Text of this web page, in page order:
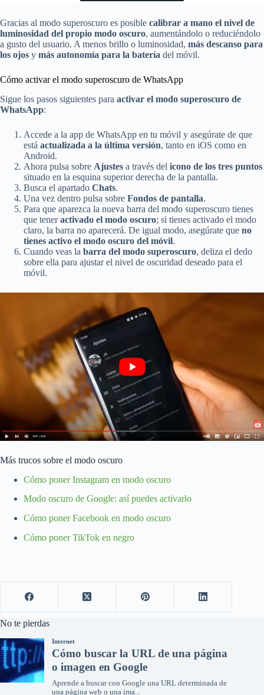
Gracias al modo superoscuro es posible calibrar a mano el nivel de
luminosidad del propio modo oscuro, aumentándolo o reduciéndolo
a gusto del usuario. A menos brillo o luminosidad, más descanso para
los ojos y más autonomía para la batería del móvil.
Cómo activar el modo superoscuro de WhatsApp
Sigue los pasos siguientes para activar el modo superoscuro de
WhatsApp:
Accede a la app de WhatsApp en tu móvil y asegúrate de que
está actualizada a la última versión, tanto en iOS como en
Android.
Ahora pulsa sobre Ajustes a través del icono de los tres puntos
situado en la esquina superior derecha de la pantalla.
Busca el apartado Chats.
Una vez dentro pulsa sobre Fondos de pantalla.
Para que aparezca la nueva barra del modo superoscuro tienes
que teneractivado el modo oscuro; si tienes activado el modo
claro, la barra no aparecerá. De igual modo, asegúrate que no
tienes activo el modo oscuro del móvil.
Cuando veas la barra del modo superoscuro, deliza el dedo
sobre ella para ajustar el nivel de oscuridad deseado para el
móvil.
Más trucos sobre el modo oscuro
Cómo poner Instagram en modo oscuro
Modo oscuro de Google: así puedes activarlo
Cómo poner Facebook en modo oscuro
Cómo poner TikTok en negro
No te pierdas